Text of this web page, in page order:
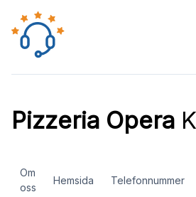
Pizzeria Opera
Om
oss
Hemsida Telefonnummer